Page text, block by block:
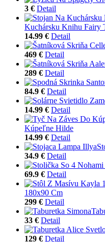
3 € Detail
Kuchársku Knihu Fairy
14.99 € Detail
469 € Detail
289 € Detail
84.9 € Detail
14.99 € Detail
Kúpeľne Hilde
14.99 € Detail
34.9 € Detail
69.9 € Detail
180x90 Cm
299 € Detail
33 € Detail
129 € Detail